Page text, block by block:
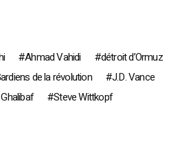
Ahmad Vahidi
détroit d’Ormuz
de la révolution
J.D. Vance
Steve Wittkopf